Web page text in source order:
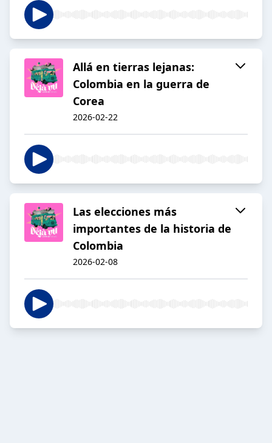
Allá en tierras lejanas:
Colombia en la guerra de
Corea
2026-02-22
Las elecciones más
importantes de la historia de
Colombia
2026-02-08